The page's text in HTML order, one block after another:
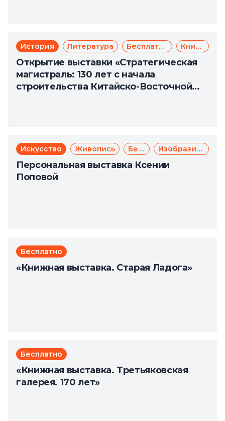
История Литература Бесплатно Книги
Открытие выставки «Стратегическая
магистраль: 130 лет с начала
строительства Китайско-Восточной
Искусство Живопись Бесплатно Изобразительное искусство
Персональная выставка Ксении
Поповой
Бесплатно
«Книжная выставка. Старая Ладога»
Бесплатно
«Книжная выставка. Третьяковская
галерея. 170 лет»